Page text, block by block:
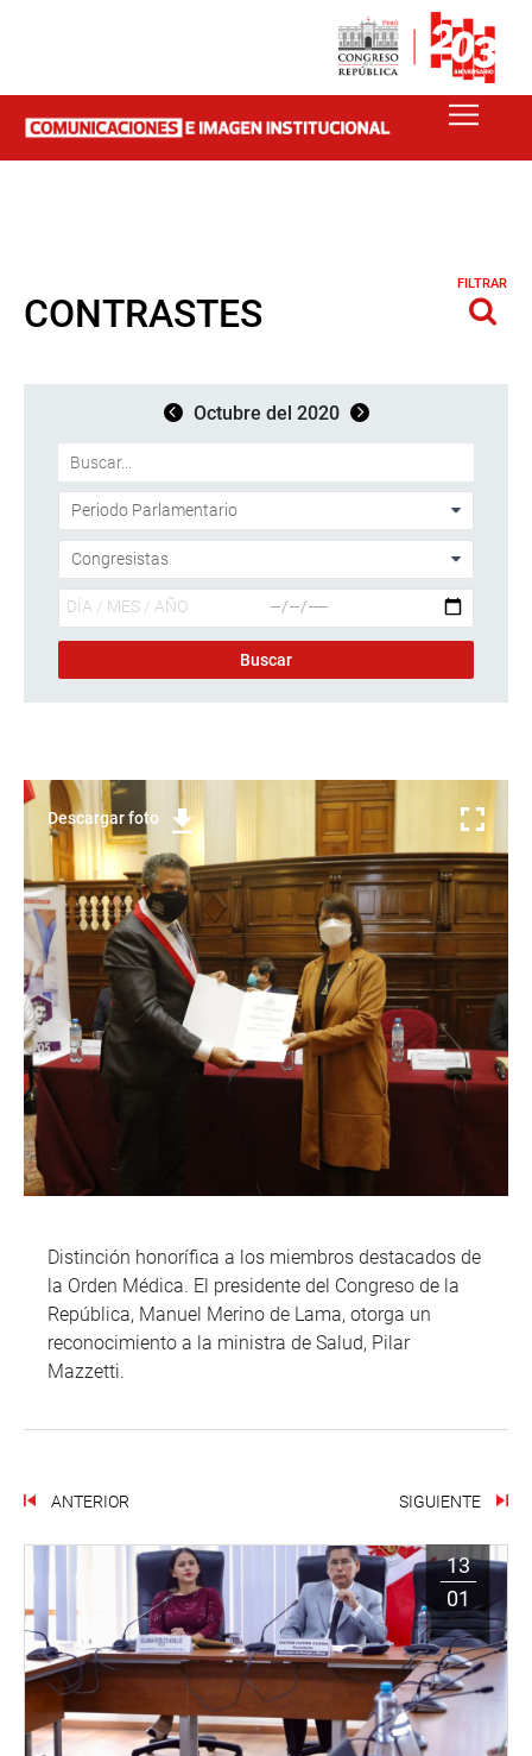
CONTRASTES
FILTRAR
Octubre del 2020
Descargar foto
Distinción honorífica a los miembros destacados de
la Orden Médica. El presidente del Congreso de la
República, Manuel Merino de Lama, otorga un
reconocimiento a la ministra de Salud, Pilar
Mazzetti.
ANTERIOR SIGUIENTE
13
01